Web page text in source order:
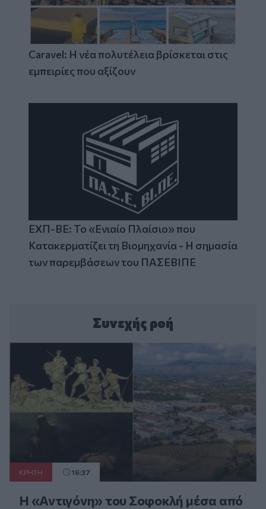
Caravel: Η νέα πολυτέλεια βρίσκεται στις
εμπειρίες που αξίζουν
ΕΧΠ-ΒΕ: Το «Ενιαίο Πλαίσιο» που
Κατακερματίζει τη Βιομηχανία - Η σημασία
των παρεμβάσεων του ΠΑΣΕΒΙΠΕ
Συνεχής ροή
ΚΡΗΤΗ 16:37
Η «Αντιγόνη» του Σοφοκλή μέσα από